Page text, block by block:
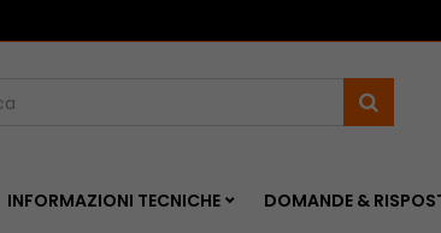
INFORMAZIONI TECNICHE DOMANDE &